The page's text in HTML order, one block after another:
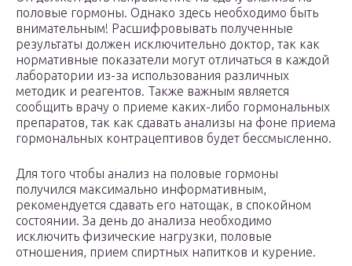
половые гормоны. Однако здесь необходимо быть
внимательным! Расшифровывать полученные
результаты должен исключительно доктор, так как
нормативные показатели могут отличаться в каждой
лаборатории из-за использования различных
методик и реагентов. Также важным является
сообщить врачу о приеме каких-либо гормональных
препаратов, так как сдавать анализы на фоне приема
гормональных контрацептивов будет бессмысленно.
Для того чтобы анализ на половые гормоны
получился максимально информативным,
рекомендуется сдавать его натощак, в спокойном
состоянии. За день до анализа необходимо
исключить физические нагрузки, половые
отношения, прием спиртных напитков и курение.